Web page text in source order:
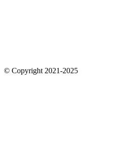
© Copyright 2021-2025